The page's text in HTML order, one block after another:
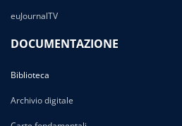
euJournalTV
DOCUMENTAZIONE
Biblioteca
Archivio digitale